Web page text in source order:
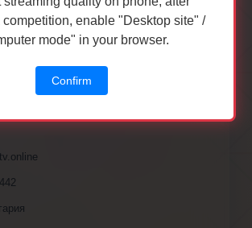
enable "Desktop site" /
mode" in your browser.
Confirm
предоставяме платформа за онлайн
на състезания и събития по гимнастика.
оценки в реално време.